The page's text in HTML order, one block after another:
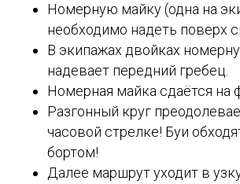
Номерную майку (одна на
необходимо надеть поверх
В экипажах двойках
надевает передний гребец.
Номерная майка сдаётся на
Разгонный круг
часовой стрелке! Буи
бортом!
Далее маршрут уходит в